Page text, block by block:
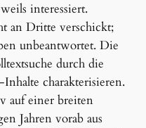
interessiert.
an Dritte verschickt;
unbeantwortet. Die
durch die
charakterisieren.
auf einer breiten
Jahren vorab aus